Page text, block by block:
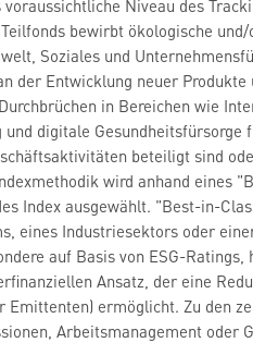
Niveau des
bewirbt ökologische
Soziales und
der Entwicklung neuer
in Bereichen wie
digitale Gesundheitsfürsorge
beteiligt sind
wird anhand eines
Index ausgewählt. "Best-in-
eines Industriesektors oder
auf Basis von ESG-
Ansatz, der eine
Emittenten) ermöglicht. Zu den
Arbeitsmanagement oder